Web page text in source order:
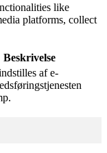
like
platforms, collect
Beskrivelse
af e-